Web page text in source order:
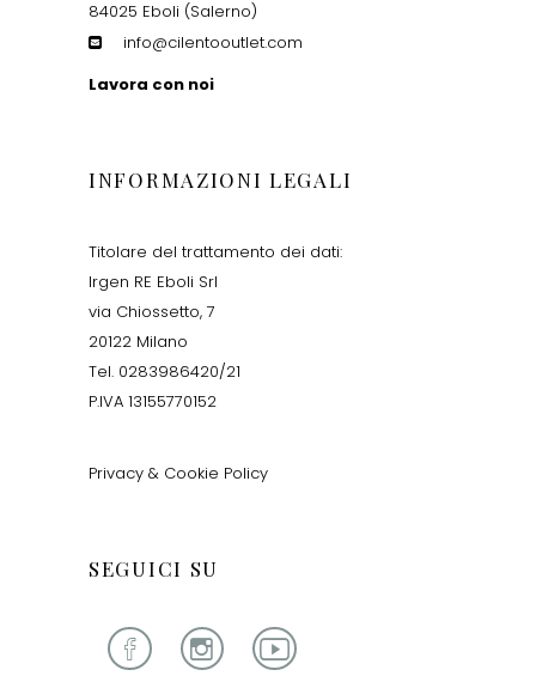
84025 Eboli (Salerno)
info@cilentooutlet.com
Lavora con noi
INFORMAZIONI LEGALI
Titolare del trattamento dei dati:
Irgen RE Eboli Srl
via Chiossetto, 7
20122 Milano
Tel. 0283986420/21
P.IVA 13155770152
Privacy & Cookie Policy
SEGUICI SU